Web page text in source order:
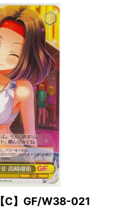
C】GF/W38-021